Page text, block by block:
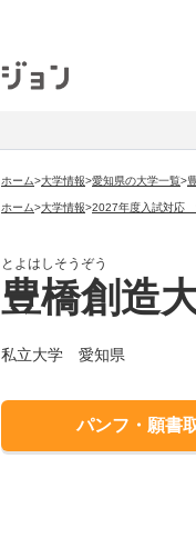
ホーム>大学情報>愛知県の大学一覧>
ホーム>大学情報>2027年度入試対応
とよはしそうぞう
豊橋創造
私立大学 愛知県
パンフ・願書